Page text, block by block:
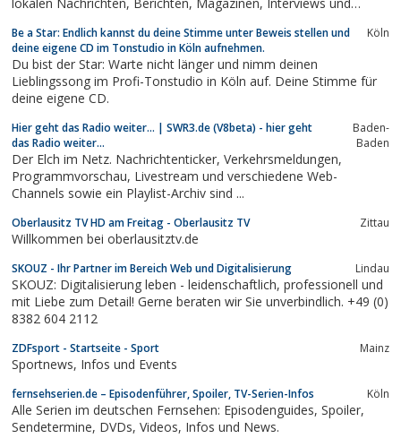
– Immer sind die Baden TV Reporter ganz nah am Geschehen!
Nichts ist bewegender als das...
Be a Star: Endlich kannst du deine Stimme unter Beweis stellen und
deine eigene CD im Tonstudio in Köln aufnehmen.
Köln
Du bist der Star: Warte nicht länger und nimm deinen
Lieblingssong im Profi-Tonstudio in Köln auf. Deine Stimme für
deine eigene CD.
Hier geht das Radio weiter... | SWR3.de (V8beta) - hier geht
das Radio weiter...
Baden-
Baden
Der Elch im Netz. Nachrichtenticker, Verkehrsmeldungen,
Programmvorschau, Livestream und verschiedene Web-
Channels sowie ein Playlist-Archiv sind ...
Oberlausitz TV HD am Freitag - Oberlausitz TV Zittau
Willkommen bei oberlausitztv.de
SKOUZ - Ihr Partner im Bereich Web und Digitalisierung Lindau
SKOUZ: Digitalisierung leben - leidenschaftlich, professionell und
mit Liebe zum Detail! Gerne beraten wir Sie unverbindlich. +49 (0)
8382 604 2112
ZDFsport - Startseite - Sport Mainz
Sportnews, Infos und Events
fernsehserien.de – Episodenführer, Spoiler, TV-Serien-Infos Köln
Alle Serien im deutschen Fernsehen: Episodenguides, Spoiler,
Sendetermine, DVDs, Videos, Infos und News.